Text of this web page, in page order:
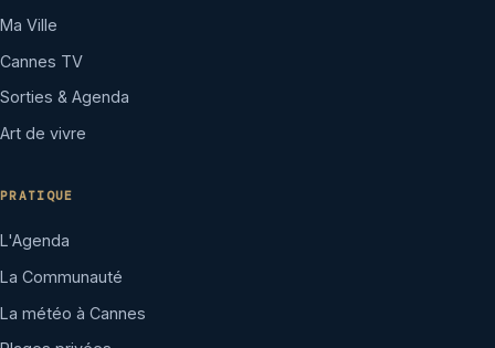
Ma Ville
Cannes TV
Sorties & Agenda
Art de vivre
PRATIQUE
L'Agenda
La Communauté
La météo à Cannes